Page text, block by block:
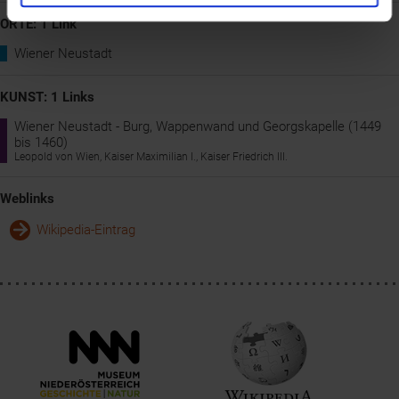
ORTE: 1 Link
Wiener Neustadt
KUNST: 1 Links
Wiener Neustadt - Burg, Wappenwand und Georgskapelle (1449
bis 1460)
Leopold von Wien, Kaiser Maximilian I., Kaiser Friedrich III.
Weblinks
Wikipedia-Eintrag